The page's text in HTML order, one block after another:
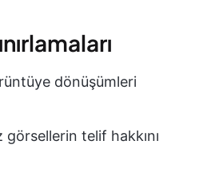
dönüşümleri
telif hakkını